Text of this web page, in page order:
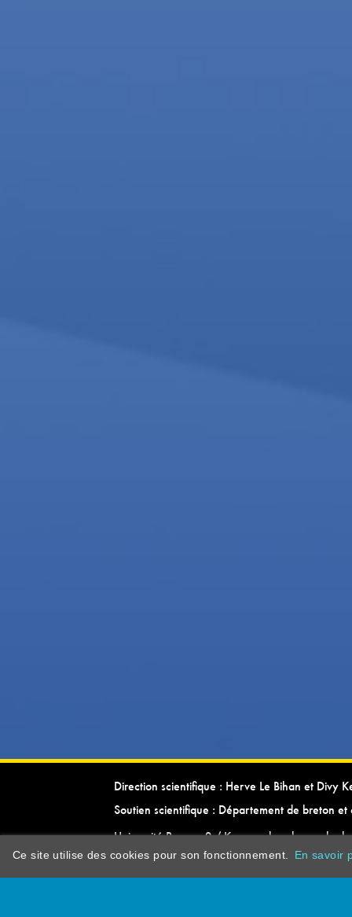
Direction scientifique : Herve Le Bihan et Divy
Soutien scientifique : Département de breton et
Université Rennes 2 / Kevrenn brezhoneg ha
Ce site utilise des cookies pour son fonctionnement. En savoir